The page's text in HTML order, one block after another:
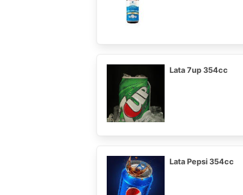
Lata 7up 354cc
Lata Pepsi 354cc